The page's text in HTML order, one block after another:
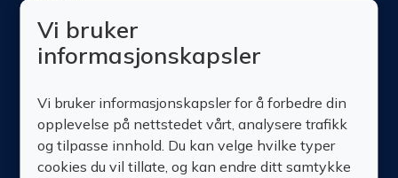
Nettbutikk
Produktinfo
Om oss
Kontakt oss
Vi bruker
informasjonskapsler
Vi bruker informasjonskapsler for å forbedre din
opplevelse på nettstedet vårt, analysere trafikk
og tilpasse innhold. Du kan velge hvilke typer
cookies du vil tillate, og kan endre ditt samtykke